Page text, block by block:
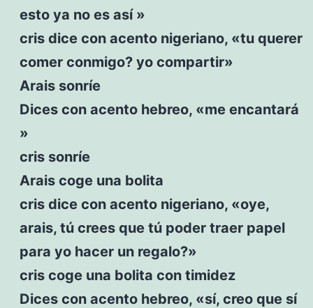
esto ya no es así »
cris dice con acento nigeriano, «tu querer
comer conmigo? yo compartir»
Arais sonríe
Dices con acento hebreo, «me encantará
»
cris sonríe
Arais coge una bolita
cris dice con acento nigeriano, «oye,
arais, tú crees que tú poder traer papel
para yo hacer un regalo?»
cris coge una bolita con timidez
Dices con acento hebreo, «sí, creo que sí